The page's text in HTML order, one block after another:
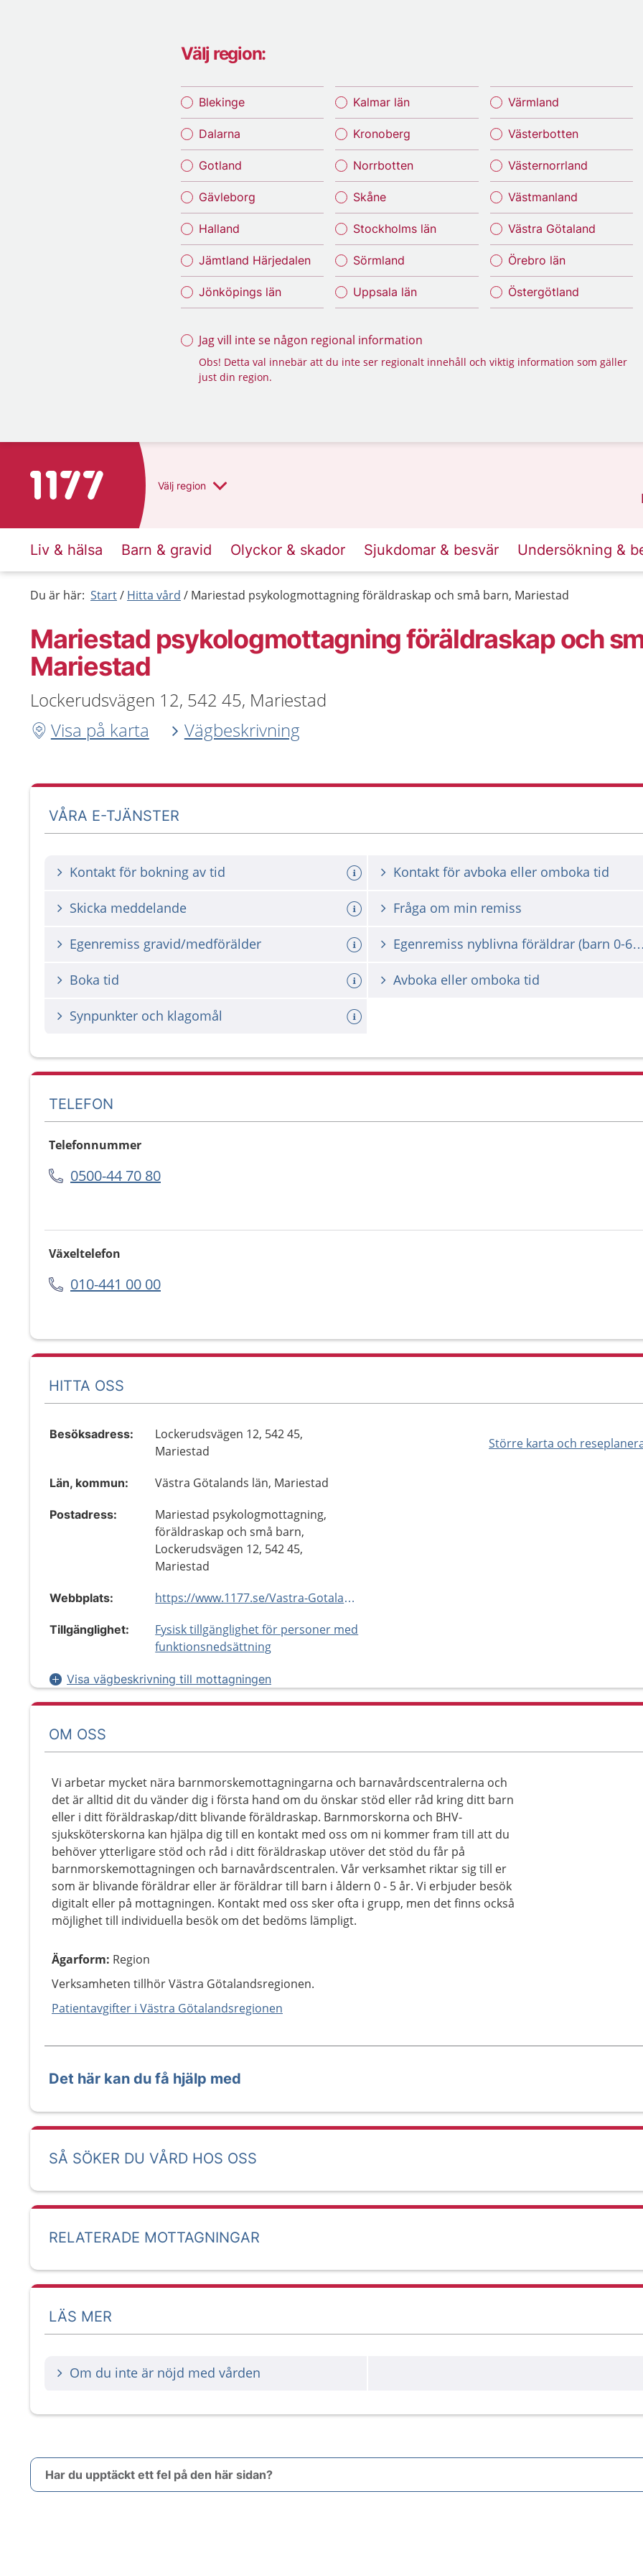
Välj region:
Blekinge
Dalarna
Gotland
Gävleborg
Halland
Jämtland Härjedalen
Jönköpings län
Kalmar län
Kronoberg
Norrbotten
Skåne
Stockholms län
Sörmland
Uppsala län
Värmland
Västerbotten
Västernorrland
Västmanland
Västra Götaland
Örebro län
Östergötland
Jag vill inte se någon regional information
Obs! Detta val innebär att du inte ser regionalt innehåll och viktig information som gäller
just din region.
Till startsidan för 1177 Välj region
Liv & hälsa Barn & gravid Olyckor & skador Sjukdomar & besvär Undersökning &
Du är här: Start Hitta vård Mariestad psykologmottagning föräldraskap och små barn, Mariestad
Mariestad psykologmottagning föräldraskap och
Mariestad
Lockerudsvägen 12, 542 45, Mariestad
Visa på karta
Vägbeskrivning
VÅRA E-TJÄNSTER
Kontakt för bokning av tid Kontakt för avboka eller omboka tid
Skicka meddelande Fråga om min remiss
Egenremiss gravid/medförälder Egenremiss nyblivna
Boka tid Avboka eller omboka tid
Synpunkter och klagomål
TELEFON
Telefonnummer
0500-44 70 80
Växeltelefon
010-441 00 00
HITTA OSS
Större karta och
Besöksadress:
Lockerudsvägen 12, 542 45,
Mariestad
Län, kommun: Västra Götalands län, Mariestad
Postadress:
Mariestad psykologmottagning,
föräldraskap och små barn,
Lockerudsvägen 12, 542 45,
Mariestad
Webbplats: https://www.1177.se/Vastra-Gotaland/hitta-vard/kontaktkort/Mariestad-psykologmottagning-foraldraskap-och-sma-barn-Mariestad/
Tillgänglighet:
Fysisk tillgänglighet för personer med
funktionsnedsättning
Visa vägbeskrivning till mottagningen
OM OSS
Vi arbetar mycket nära barnmorskemottagningarna och barnavårdscentralerna och
det är alltid dit du vänder dig i första hand om du önskar stöd eller råd kring ditt barn
eller i ditt föräldraskap/ditt blivande föräldraskap. Barnmorskorna och BHV-
sjuksköterskorna kan hjälpa dig till en kontakt med oss om ni kommer fram till att du
behöver ytterligare stöd och råd i ditt föräldraskap utöver det stöd du får på
barnmorskemottagningen och barnavårdscentralen. Vår verksamhet riktar sig till er
som är blivande föräldrar eller är föräldrar till barn i åldern 0 - 5 år. Vi erbjuder besök
digitalt eller på mottagningen. Kontakt med oss sker ofta i grupp, men det finns också
möjlighet till individuella besök om det bedöms lämpligt.
Ägarform: Region
Verksamheten tillhör Västra Götalandsregionen.
Patientavgifter i Västra Götalandsregionen
Det här kan du få hjälp med
SÅ SÖKER DU VÅRD HOS OSS
RELATERADE MOTTAGNINGAR
LÄS MER
Om du inte är nöjd med vården
Har du upptäckt ett fel på den här sidan?